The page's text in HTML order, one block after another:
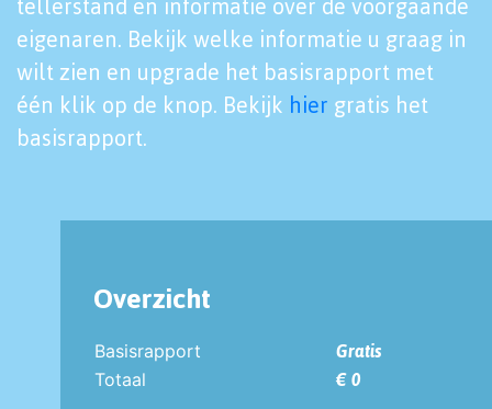
tellerstand en informatie over de voorgaande
eigenaren. Bekijk welke informatie u graag in
wilt zien en upgrade het basisrapport met
één klik op de knop. Bekijk hier gratis het
basisrapport.
Overzicht
Basisrapport
Gratis
Totaal
€ 0